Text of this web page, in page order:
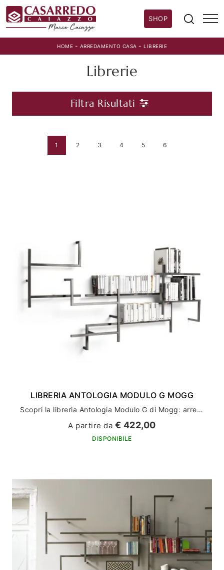
SHOP
HOME - ARREDAMENTO CASA - LIBRERIE
Librerie
Filtra Risultati
1 2 3 4 5 6
LIBRERIA ANTOLOGIA MODULO G MOGG
Scopri la libreria Antologia Modulo G di Mogg: arredamento casa di design e stile
A partire da € 422,00
DISPONIBILE